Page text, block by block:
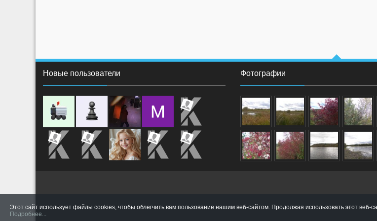
Новые пользователи Фотографии
Этот сайт использует файлы cookies, чтобы облегчить вам пользование нашим веб-сайтом. Продолжая использовать этот веб-
Подробнее...